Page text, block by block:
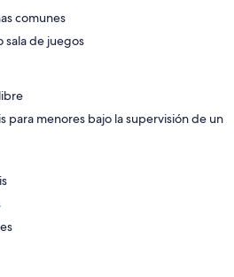
comunes
sala de juegos
para menores bajo la supervisión de un